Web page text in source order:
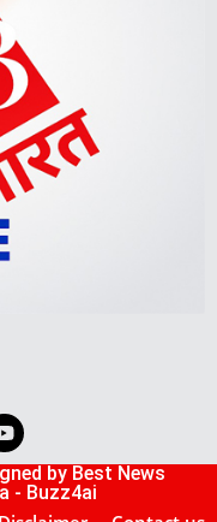
by Best News
- Buzz4ai